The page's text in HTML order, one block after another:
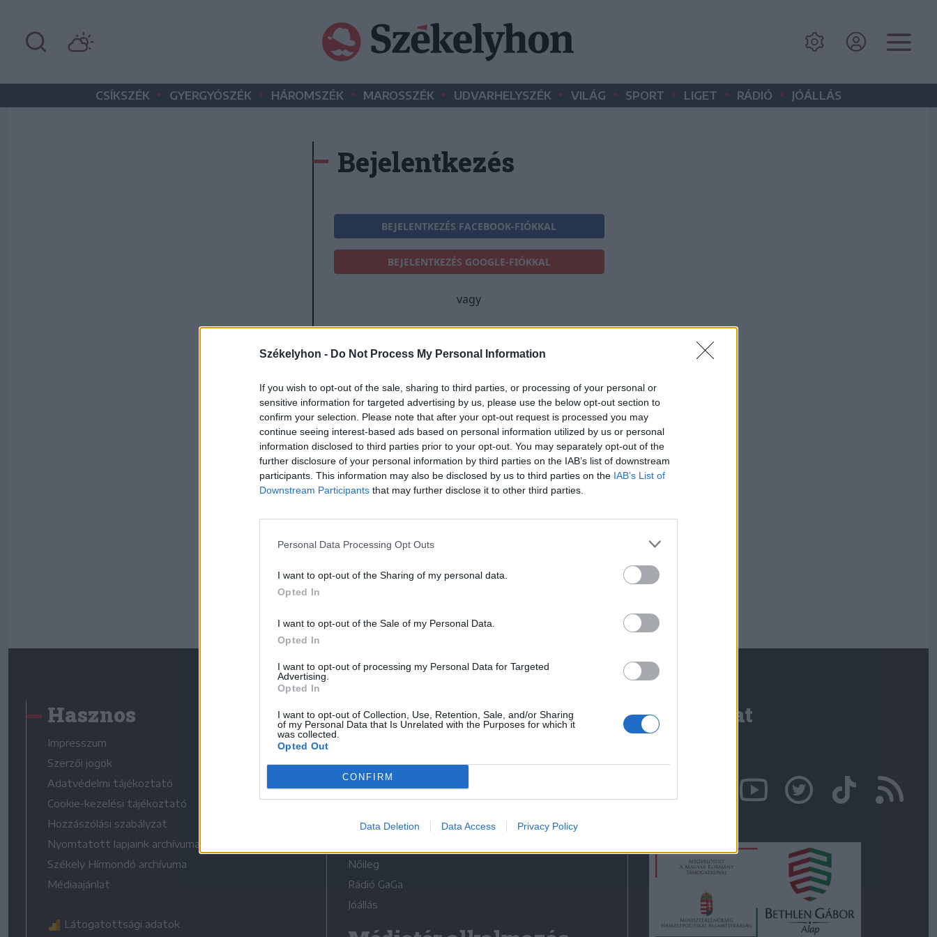
Székelyhon - Do Not Process My Personal Information
If you wish to opt-out of the sale, sharing to third parties, or processing of your personal or
sensitive information for targeted advertising by us, please use the below opt-out section to
confirm your selection. Please note that after your opt-out request is processed you may
continue seeing interest-based ads based on personal information utilized by us or personal
information disclosed to third parties prior to your opt-out. You may separately opt-out of the
further disclosure of your personal information by third parties on the IAB’s list of downstream
participants. This information may also be disclosed by us to third parties on the IAB’s List of
Downstream Participants that may further disclose it to other third parties.
Personal Data Processing Opt Outs
I want to opt-out of the Sharing of my personal data.
Opted In
I want to opt-out of the Sale of my Personal Data.
Opted In
I want to opt-out of processing my Personal Data for Targeted
Advertising.
Opted In
I want to opt-out of Collection, Use, Retention, Sale, and/or Sharing
of my Personal Data that Is Unrelated with the Purposes for which it
was collected.
Opted Out
CONFIRM
Data Deletion Data Access Privacy Policy
CSÍKSZÉK • GYERGYÓSZÉK • HÁROMSZÉK • MAROSSZÉK • UDVARHELYSZÉK • VILÁG • SPORT • LIGET • RÁDIÓ • JÓÁLLÁS
Bejelentkezés
BEJELENTKEZÉS FACEBOOK-FIÓKKAL
BEJELENTKEZÉS GOOGLE-FIÓKKAL
vagy
E-mail-cím
Jelszó
Elfelejtette a jelszavát?
BEJELENTKEZÉS
Hasznos
Impresszum
Szerzői jogok
Adatvédelmi tájékoztató
Cookie-kezelési tájékoztató
Hozzászólási szabályzat
Nyomtatott lapjaink archívuma
Székely Hírmondó archívuma
Médiaajánlat
Látogatottsági adatok
Médiatér
Liget
Krónika
Bihari Napló
Erdélyi Napló
Nőileg
Rádió GaGa
Jóállás
Kapcsolat